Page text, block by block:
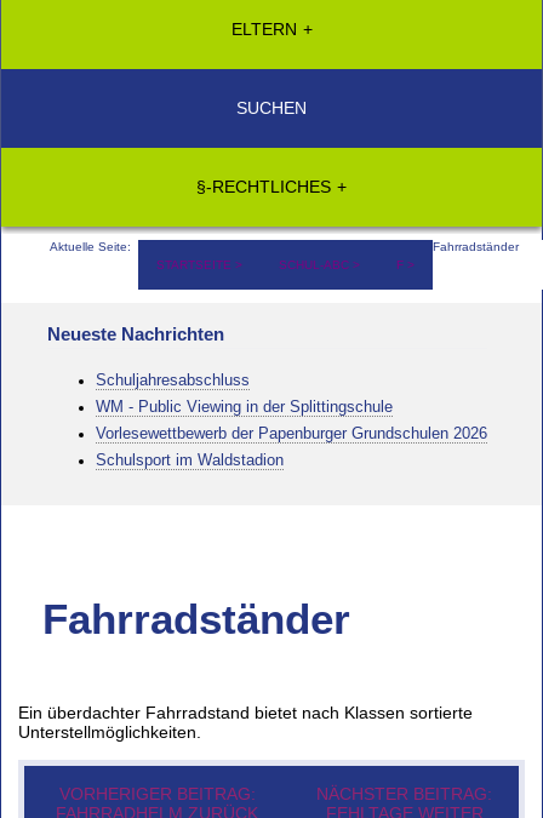
ELTERN
SUCHEN
§-RECHTLICHES
Aktuelle Seite:
STARTSEITE
SCHUL-ABC F
Fahrradständer
Neueste Nachrichten
Schuljahresabschluss
WM - Public Viewing in der Splittingschule
Vorlesewettbewerb der Papenburger Grundschulen 2026
Schulsport im Waldstadion
Fahrradständer
Ein überdachter Fahrradstand bietet nach Klassen sortierte
Unterstellmöglichkeiten.
VORHERIGER BEITRAG:
FAHRRADHELM ZURÜCK
NÄCHSTER BEITRAG:
FEHLTAGE WEITER